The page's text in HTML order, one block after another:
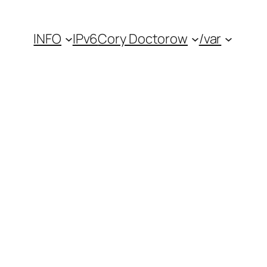
INFO IPv6Cory Doctorow /var